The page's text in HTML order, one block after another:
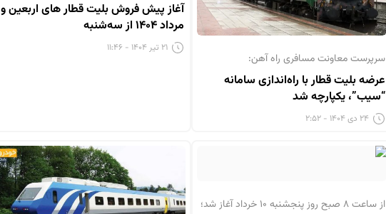
سرپرست معاونت مسافری راه آهن:
عرضه بلیت قطار با راه‌اندازی سامانه
“سیب”، یکپارچه شد
۲۴ دی ۱۴۰۴ - ۲:۵۲
آغاز پیش فروش بلیت‌ قطار های اربعین و
مرداد ۱۴۰۴ از سه‌شنبه
۲۱ تیر ۱۴۰۴ - ۱۱:۴۶
از ساعت ۸ صبح روز پنجشنبه ۱۰ خرداد آغاز شد؛